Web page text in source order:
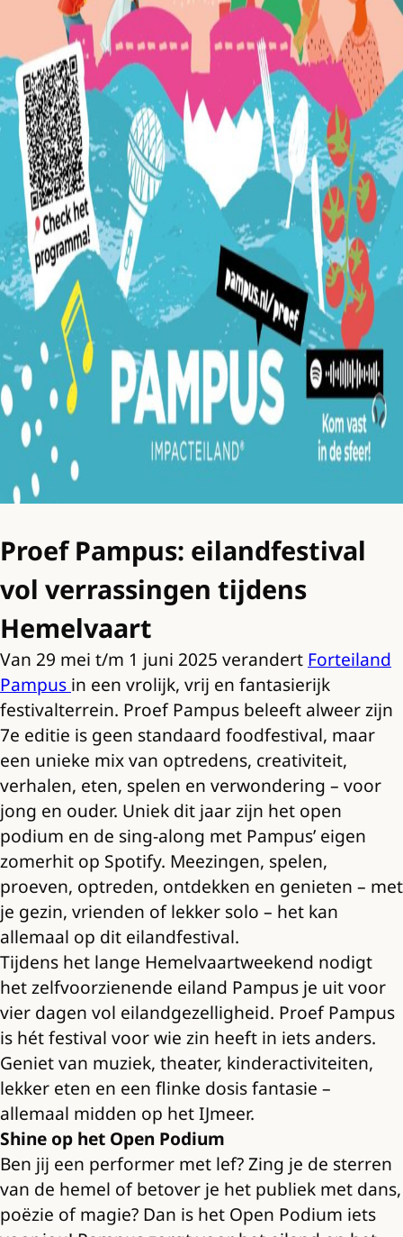
Proef Pampus: eilandfestival
vol verrassingen tijdens
Hemelvaart
Van 29 mei t/m 1 juni 2025 verandert Forteiland
Pampus in een vrolijk, vrij en fantasierijk
festivalterrein. Proef Pampus beleeft alweer zijn
7e editie is geen standaard foodfestival, maar
een unieke mix van optredens, creativiteit,
verhalen, eten, spelen en verwondering – voor
jong en ouder. Uniek dit jaar zijn het open
podium en de sing-along met Pampus’ eigen
zomerhit op Spotify. Meezingen, spelen,
proeven, optreden, ontdekken en genieten – met
je gezin, vrienden of lekker solo – het kan
allemaal op dit eilandfestival.
Tijdens het lange Hemelvaartweekend nodigt
het zelfvoorzienende eiland Pampus je uit voor
vier dagen vol eilandgezelligheid. Proef Pampus
is hét festival voor wie zin heeft in iets anders.
Geniet van muziek, theater, kinderactiviteiten,
lekker eten en een flinke dosis fantasie –
allemaal midden op het IJmeer.
Shine op het Open Podium
Ben jij een performer met lef? Zing je de sterren
van de hemel of betover je het publiek met dans,
poëzie of magie? Dan is het Open Podium iets